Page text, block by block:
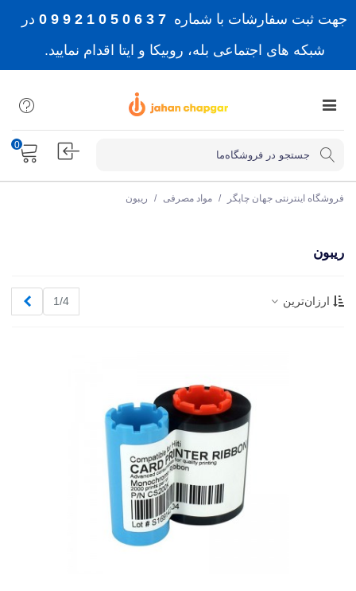
جهت ثبت سفارشات با شماره 7 3 6 0 5 0 1 2 9 9 0
در
شبکه های اجتماعی بله، روبیکا و ایتا اقدام نمایید.
0
فروشگاه اینترنتی جهان چاپگر / مواد مصرفی / ریبون
ریبون
ارزان‌ترین 1/4